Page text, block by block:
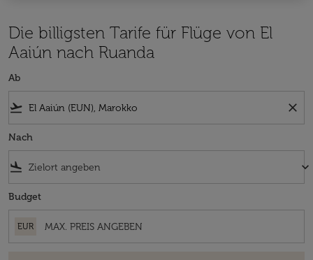
Die billigsten Tarife für Flüge von El
Aaiún nach Ruanda
Ab
flight_takeoff close
Nach
flight_land keyboard_arrow_down
Budget
EUR